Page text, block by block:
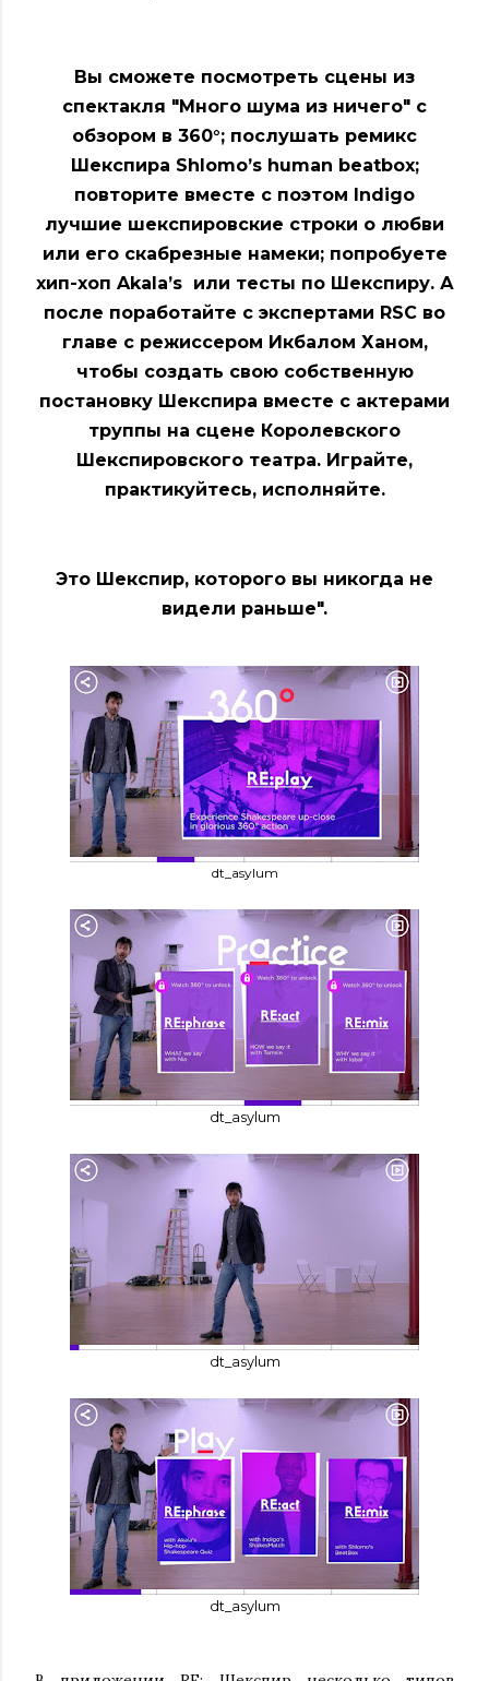
Вы сможете посмотреть сцены из
спектакля "Много шума из ничего" с
обзором в 360°; послушать ремикс
Шекспира Shlomo’s human beatbox;
повторите вместе с поэтом Indigo
лучшие шекспировские строки о любви
или его скабрезные намеки; попробуете
хип-хоп Akala’s или тесты по Шекспиру. А
после поработайте с экспертами RSC во
главе с режиссером Икбалом Ханом,
чтобы создать свою собственную
постановку Шекспира вместе с актерами
труппы на сцене Королевского
Шекспировского театра. Играйте,
практикуйтесь, исполняйте.
Это Шекспир, которого вы никогда не
видели раньше".
dt_asylum
dt_asylum
dt_asylum
dt_asylum